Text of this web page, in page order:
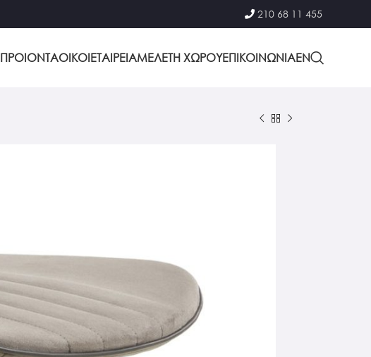
210 68 11 455
ΠΡΟΙΟΝΤΑΟΙΚΟΙΕΤΑΙΡΕΙΑΜΕΛΕΤΗ ΧΩΡΟΥΕΠΙΚΟΙΝΩΝΙΑEΝ